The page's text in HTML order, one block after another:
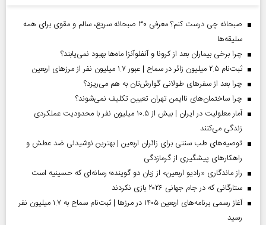
صبحانه چی درست کنم؟ معرفی ۳۰ صبحانه سریع، سالم و مقوی برای همه
سلیقه‌ها
چرا برخی بیماران بعد از کرونا و آنفلوآنزا ماه‌ها بهبود نمی‌یابند؟
ثبت‌نام ۲.۵ میلیون زائر در سماح | عبور ۱.۷ میلیون نفر از مرز‌های اربعین
چرا بعد از سفرهای طولانی گوارش‌تان به هم می‌ریزد؟
چرا ساختمان‌های ناایمن تهران تعیین تکلیف نمی‌شوند؟
آمار معلولیت در ایران | بیش از ۱۰.۵ میلیون نفر با محدودیت عملکردی
زندگی می‌کنند
توصیه‌های طب سنتی برای زائران اربعین | بهترین نوشیدنی ضد عطش و
راهکارهای پیشگیری از گرمازدگی
راز ماندگاری «رادیو اربعین» از زبان دو گوینده؛ رسانه‌ای که حسینیه است
ستارگانی که در جام جهانی ۲۰۲۶ بازی نکردند
آغاز رسمی برنامه‌های اربعین ۱۴۰۵ در مرز‌ها | ثبت‌نام سماح به ۱.۷ میلیون نفر
رسید